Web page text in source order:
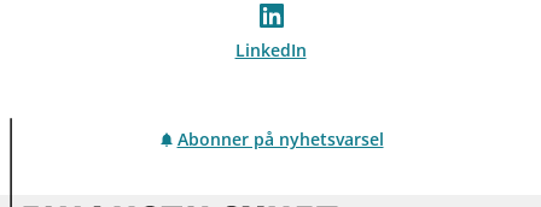
LinkedIn
Abonner på nyhetsvarsel